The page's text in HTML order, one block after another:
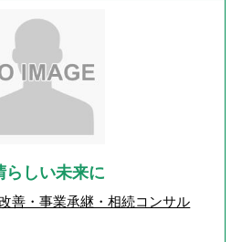
らしい未来に
善・事業承継・相続コンサル